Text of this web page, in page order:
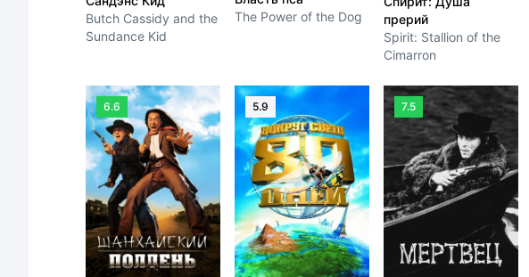
Butch Cassidy and the
Sundance Kid
The Power of the Dog
прерий
Spirit: Stallion of the
Cimarron
6.6 5.9 7.5